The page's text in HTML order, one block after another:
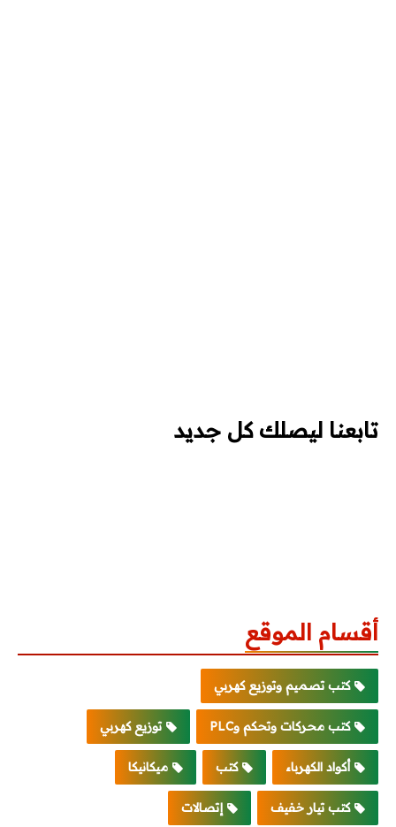
تابعنا ليصلك كل جديد
أقسام الموقع
كتب تصميم وتوزيع كهربي
كتب محركات وتحكم وPLC توزيع كهربي
أكواد الكهرباء كتب ميكانيكا
كتب تيار خفيف إتصالات